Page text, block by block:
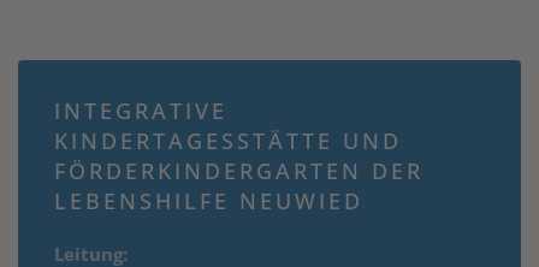
INTEGRATIVE
KINDERTAGESSTÄTTE UND
FÖRDERKINDERGARTEN DER
LEBENSHILFE NEUWIED
Leitung: